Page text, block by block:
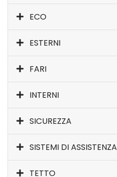
ECO
ESTERNI
FARI
INTERNI
SICUREZZA
SISTEMI DI ASSISTENZA
TETTO